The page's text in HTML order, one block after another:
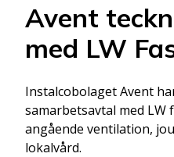
Avent
med LW
Instalcobolaget Avent
samarbetsavtal med LW
angående ventilation,
lokalvård.